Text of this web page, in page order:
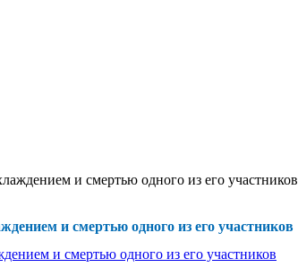
и смертью одного из его участников
и смертью одного из его участников